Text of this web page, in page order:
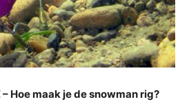
– Hoe maak je de snowman rig?